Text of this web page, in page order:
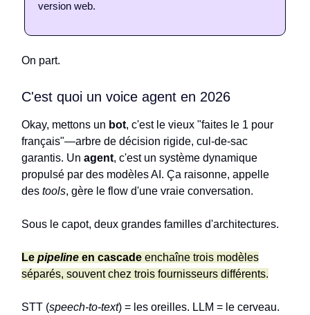
version web.
On part.
C'est quoi un voice agent en 2026
Okay, mettons un bot, c'est le vieux "faites le 1 pour
français"—arbre de décision rigide, cul-de-sac
garantis. Un agent, c'est un système dynamique
propulsé par des modèles AI. Ça raisonne, appelle
des tools, gère le flow d'une vraie conversation.
Sous le capot, deux grandes familles d'architectures.
Le pipeline en cascade enchaîne trois modèles
séparés, souvent chez trois fournisseurs différents.
STT (speech-to-text) = les oreilles. LLM = le cerveau.